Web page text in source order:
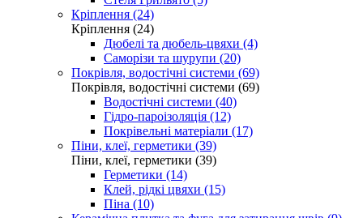
Кріплення (24)
Кріплення (24)
Дюбелі та дюбель-цвяхи (4)
Саморізи та шурупи (20)
Покрівля, водостічні системи (69)
Покрівля, водостічні системи (69)
Водостічні системи (40)
Гідро-пароізоляція (12)
Покрівельні матеріали (17)
Піни, клеї, герметики (39)
Піни, клеї, герметики (39)
Герметики (14)
Клей, рідкі цвяхи (15)
Піна (10)